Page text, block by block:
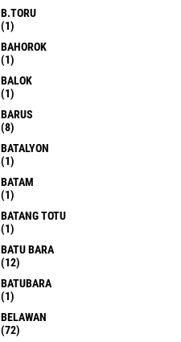
B.TORU
(1)
BAHOROK
(1)
BALOK
(1)
BARUS
(8)
BATALYON
(1)
BATAM
(1)
BATANG TOTU
(1)
BATU BARA
(12)
BATUBARA
(1)
BELAWAN
(72)